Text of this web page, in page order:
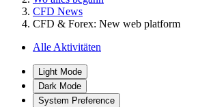
CFD News
CFD & Forex: New web platform
Alle Aktivitäten
Light Mode
Dark Mode
System Preference